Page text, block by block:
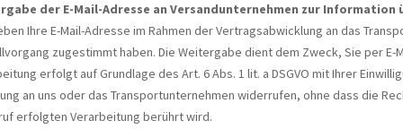
der E-Mail-Adresse an Versandunternehmen zur Information
Ihre E-Mail-Adresse im Rahmen der Vertragsabwicklung an das
zugestimmt haben. Die Weitergabe dient dem Zweck, Sie per E-
erfolgt auf Grundlage des Art. 6 Abs. 1 lit. a DSGVO mit Ihrer
an uns oder das Transportunternehmen widerrufen, ohne dass die
erfolgten Verarbeitung berührt wird.